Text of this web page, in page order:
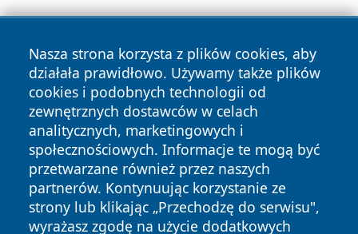
Nasza strona korzysta z plików cookies, aby
działała prawidłowo. Używamy także plików
cookies i podobnych technologii od
zewnętrznych dostawców w celach
analitycznych, marketingowych i
społecznościowych. Informacje te mogą być
przetwarzane również przez naszych
partnerów. Kontynuując korzystanie ze
strony lub klikając „Przechodzę do serwisu",
wyrażasz zgodę na użycie dodatkowych
Copyright © 2026 wrotazabrza.pl Wszystkie prawa
zastrzeżone.
News Autorzy
Polityka
Prywatności
Polityka
Cookies